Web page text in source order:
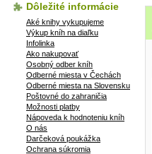
Dôležité informácie
Aké knihy vykupujeme
Výkup kníh na diaľku
Infolinka
Ako nakupovať
Osobný odber kníh
Odberné miesta v Čechách
Odberné miesta na Slovensku
Poštovné do zahraničia
Možnosti platby
Nápoveda k hodnoteniu kníh
O nás
Darčeková poukážka
Ochrana súkromia